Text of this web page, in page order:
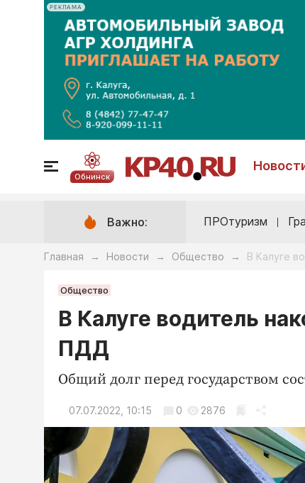
РЕКЛАМА
Обнинск
Важно: ПРОтуризм
Главная → Новости → Общество → В Калуге
Общество
В Калуге водитель
ПДД
Общий долг перед государством
07.07.2022, 10:15 0 2876